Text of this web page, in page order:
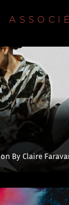
By Claire